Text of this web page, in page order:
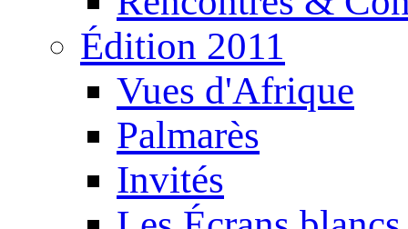
Édition 2011
Vues d'Afrique
Palmarès
Invités